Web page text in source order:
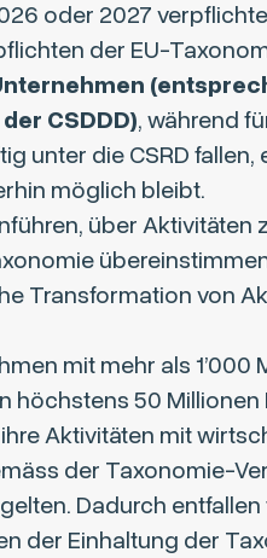
oder 2027
der EU-
CSDDD), während
unter die CSRD fallen,
möglich bleibt.
über Aktivitäten
Transformation von
mit mehr als
höchstens 50 Millionen
Aktivitäten mit
der Taxonomie-
Dadurch
der Einhaltung der